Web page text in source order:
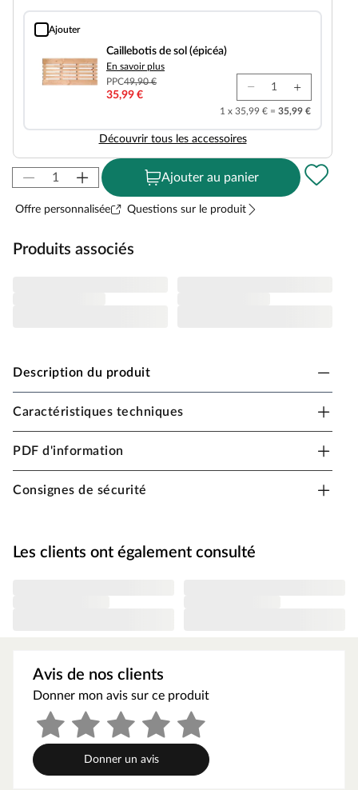
Ajouter
Caillebotis de sol (épicéa)
Caillebotis de sol (épicéa)
En savoir plus
PPC49,90 €
35,99 €
1 x 35,99 € = 35,99 €
Découvrir tous les accessoires
Ajouter au panier
Offre personnalisée Questions sur le produit
Produits associés
Description du produit
KARIBU Sauna intérieur avec système
éléments préfabriqués – se distingue par sa construction
en quelques heures seulement. Avec une épaisseur de
une distance minimale de 10 cm par rapport aux murs et
au plafond afin d’assurer une bonne circulation de l’air.
Cela permet une meilleure évacuation de l’air chaud et
humide. Dans ce contexte, il est également essentiel de
respecter la hauteur et la largeur minimales de la pièce.
Équipement de base
Caractéristiques techniques
PDF d'information
Consignes de sécurité
Les clients ont également consulté
Avis de nos clients
Donner mon avis sur ce produit
Donner un avis